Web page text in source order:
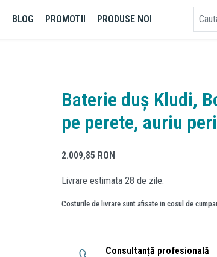
BLOG PROMOTII PRODUSE NOI
Baterie duș Kludi,
pe perete, auriu
2.009,85 RON
Livrare estimata 28 de zile.
Costurile de livrare sunt afisate in cosul de
Consultanță profesională